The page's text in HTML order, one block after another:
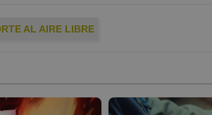
AL AIRE LIBRE